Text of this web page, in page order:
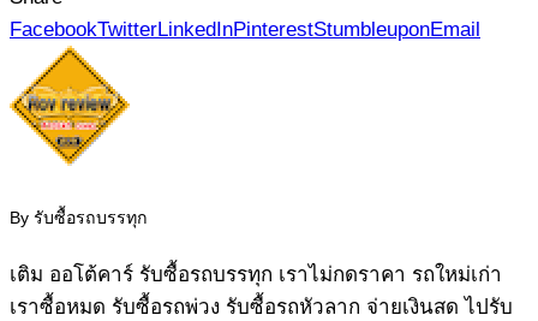
FacebookTwitterLinkedInPinterestStumbleuponEmail
By รับซื้อรถบรรทุก
เติม ออโต้คาร์ รับซื้อรถบรรทุก เราไม่กดราคา รถใหม่เก่า
เราซื้อหมด รับซื้อรถพ่วง รับซื้อรถหัวลาก จ่ายเงินสด ไปรับ